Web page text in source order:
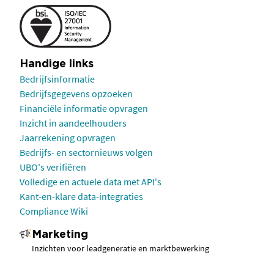
Handige links
Bedrijfsinformatie
Bedrijfsgegevens opzoeken
Financiële informatie opvragen
Inzicht in aandeelhouders
Jaarrekening opvragen
Bedrijfs- en sectornieuws volgen
UBO's verifiëren
Volledige en actuele data met API's
Kant-en-klare data-integraties
Compliance Wiki
Marketing
Inzichten voor leadgeneratie en marktbewerking